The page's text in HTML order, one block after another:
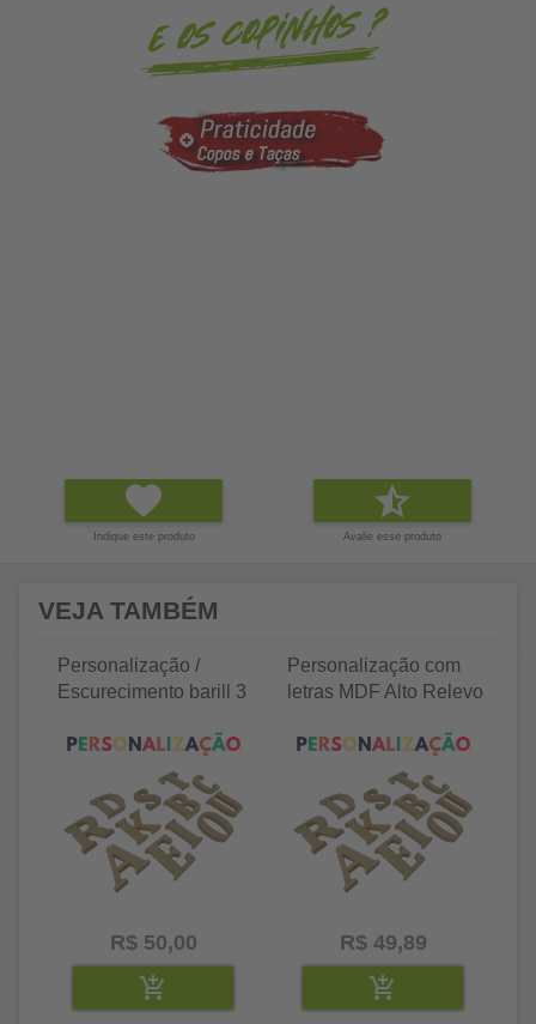
Indique este produto Avalie esse produto
VEJA TAMBÉM
Personalização /
Escurecimento barill 3
R$ 50,00
Personalização com
letras MDF Alto Relevo
R$ 49,89